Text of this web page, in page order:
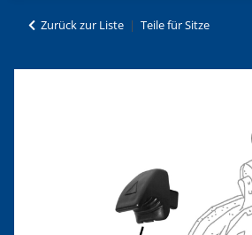
Zurück zur Liste Teile für Sitze